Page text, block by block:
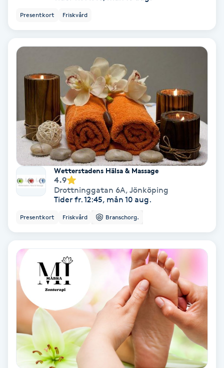
Tuina-massage
Taktil massage
Tandblekning
Tandläkare
Tatuering
Tatueringsborttagning
Terapi
Thaimassage
Torr hårbotten
Torrborstning
Triggerpunktsmassage
Trådning
Presentkort Friskvård
Wetterstadens Hälsa & Massage
4.9
Drottninggatan 6A, Jönköping
Tider fr. 12:45, mån 10 aug.
Presentkort Friskvård Branschorg.